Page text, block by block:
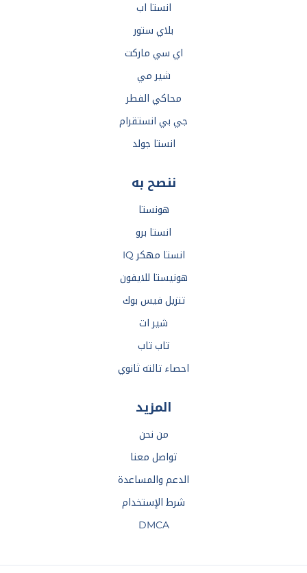
انستا اب
بلاي ستور
اي سي ماركت
شير مي
محاكي الفطر
جي بي انستقرام
انستا جولد
ننصح به
هونستا
انستا برو
انستا مهكر IQ
هونيستا للايفون
تنزيل فيس بوك
شير ات
تاب تاب
احصاء تالته ثانوي
المزيد
من نحن
تواصل معنا
الدعم والمساعدة
شرط الإستخدام
DMCA